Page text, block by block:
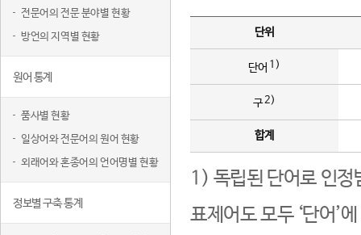
전문어의 전문 분야별 현황
방언의 지역별 현황
원어 통계
품사별 현황
일상어와 전문어의 원어 현황
외래어와 혼종어의 언어명별 현황
정보별 구축 통계
단위
단어 1)
구2)
합계
1) 독립된 단어로 인정
표제어도 모두 ‘단어’